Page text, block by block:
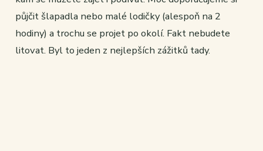
půjčit šlapadla nebo malé lodičky (alespoň na 2
hodiny) a trochu se projet po okolí. Fakt nebudete
litovat. Byl to jeden z nejlepších zážitků tady.